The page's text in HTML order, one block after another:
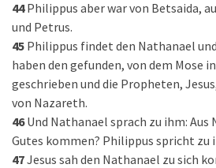
44 Philippus aber war von Betsaida,
und Petrus.
45 Philippus findet den Nathanael
haben den gefunden, von dem Mose
geschrieben und die Propheten,
von Nazareth.
46 Und Nathanael sprach zu ihm:
Gutes kommen? Philippus spricht zu
47Jesus sah den Nathanael zu sich